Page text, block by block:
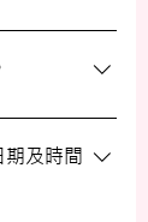
重要，建議您
且預算合理的
們會提前與您
下： 黑色暴
十時前發出：
及時間